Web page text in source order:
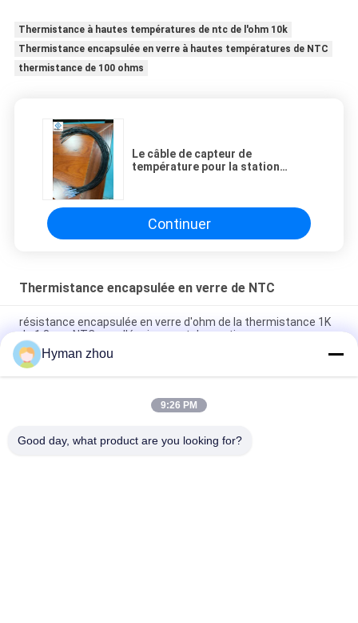
Thermistance à hautes températures de ntc de l'ohm 10k
Thermistance encapsulée en verre à hautes températures de NTC
thermistance de 100 ohms
Le câble de capteur de
température pour la station
Continuer
Thermistance encapsulée en verre de NTC
résistance encapsulée en verre d'ohm de la thermistance 1K
de 1.8mm NTC pour l'équipement domestique
thermistance de Ntc de l'ohm 100k, anti corrosif encapsulé en
verre de thermistance
haute température encapsulée en verre d'ohm de la
Hyman zhou
9:26 PM
Good day, what product are you looking for?